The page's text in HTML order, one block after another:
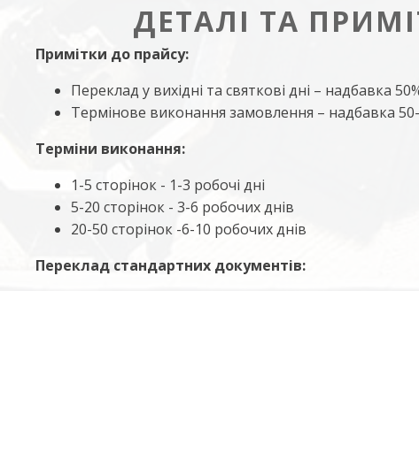
ДЕТАЛІ ТА
Примітки до прайсу:
Переклад у вихідні та святкові дні – надбавка
Термінове виконання замовлення – надбавка
Терміни виконання:
1-5 сторінок - 1-3 робочі дні
5-20 сторінок - 3-6 робочих днів
20-50 сторінок -6-10 робочих днів
Переклад стандартних документів: